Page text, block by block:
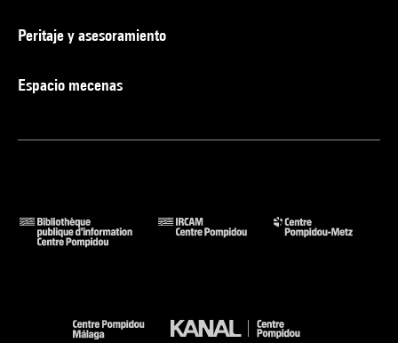
Peritaje y asesoramiento
Espacio mecenas